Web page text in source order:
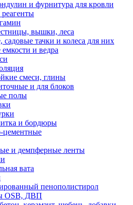
и фурнитура для кровли
реагенты
вышки, леса
садовые тачки и колеса для них
и ведра
смеси, глины
и для блоков
полы
и бордюры
цементные
и демпферные ленты
вата
пенополистирол
OSB, ДВП